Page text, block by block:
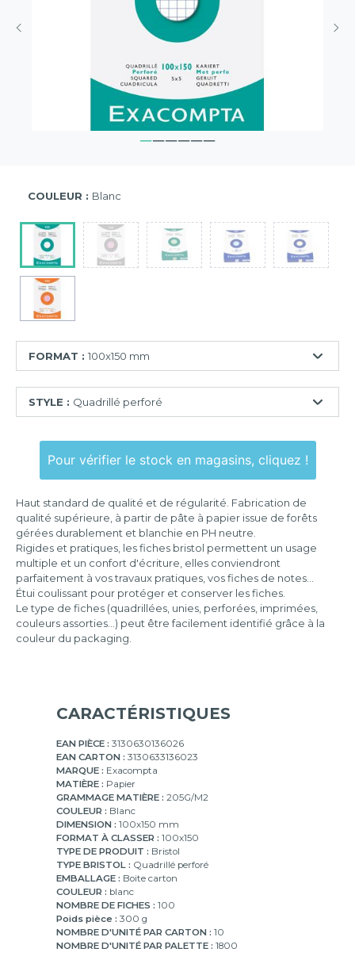
COULEUR : Blanc
FORMAT : 100x150 mm
mm
105x148
mm
125x200
mm
148x210
mm
210x297
STYLE : Quadrillé perforé
Quadrillé
perforé
Uni
Uni
perforé
Pour vérifier le stock en magasins, cliquez !
Haut standard de qualité et de régularité. Fabrication de
qualité supérieure, à partir de pâte à papier issue de forêts
gérées durablement et blanchie en PH neutre.
Rigides et pratiques, les fiches bristol permettent un usage
multiple et un confort d'écriture, elles conviendront
parfaitement à vos travaux pratiques, vos fiches de notes...
Étui coulissant pour protéger et conserver les fiches.
Le type de fiches (quadrillées, unies, perforées, imprimées,
couleurs assorties...) peut être facilement identifié grâce à la
couleur du packaging.
CARACTÉRISTIQUES
EAN PIÈCE : 3130630136026
EAN CARTON : 3130633136023
MARQUE : Exacompta
MATIÈRE : Papier
GRAMMAGE MATIÈRE : 205G/M2
COULEUR : Blanc
DIMENSION : 100x150 mm
FORMAT À CLASSER : 100x150
TYPE DE PRODUIT : Bristol
TYPE BRISTOL : Quadrillé perforé
EMBALLAGE : Boite carton
COULEUR : blanc
NOMBRE DE FICHES : 100
Poids pièce : 300 g
NOMBRE D'UNITÉ PAR CARTON : 10
NOMBRE D'UNITÉ PAR PALETTE : 1800